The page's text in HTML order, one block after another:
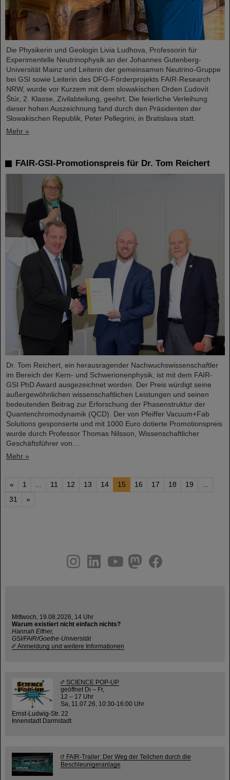
Die Physikerin und Geologin Livia Ludhova, Professorin für
Experimentelle Neutrinophysik an der Johannes Gutenberg-
Universität Mainz und Leiterin der gemeinsamen Neutrino-Gruppe
bei GSI sowie Leiterin des DFG-Förderprojekts FAIR-Research
NRW, wurde vor Kurzem mit dem slowakischen Orden Ľudovít
Štúr, 2. Klasse, Zivilabteilung, geehrt. Die feierliche Verleihung
dieser hohen Auszeichnung fand durch den Präsidenten der
Slowakischen Republik, Peter Pellegrini, in Bratislava statt.
Mehr »
FAIR-GSI-Promotionspreis für Dr. Tom Reichert
Dr. Tom Reichert, ein herausragender Nachwuchswissenschaftler
im Bereich der Kern- und Schwerionenphysik, ist mit dem FAIR-
GSI PhD Award ausgezeichnet worden. Der Preis würdigt seine
außergewöhnlichen wissenschaftlichen Leistungen und seinen
bedeutenden Beitrag zur Erforschung der Phasenstruktur der
Quantenchromodynamik (QCD). Der von Pfeiffer Vacuum+Fab
Solutions gesponserte und mit 1000 Euro dotierte Promotionspreis
wurde durch Professor Thomas Nilsson, Wissenschaftlicher
Geschäftsführer von…
Mehr »
« 1 11 12 13 14 15 16 17 18 19
31
»
youtube
helmholtz.social
facebook
Mittwoch, 19.08.2026, 14 Uhr
Warum existiert nicht einfach nichts?
Hannah Elfner,
GSI/FAIR/Goethe-Universität
Anmeldung und weitere Informationen
SCIENCE POP-UP
geöffnet Di – Fr,
12 – 17 Uhr
Sa, 11.07.26, 10:30-16:00 Uhr
Ernst-Ludwig-Str. 22
Innenstadt Darmstadt
FAIR-Trailer: Der Weg der Teilchen durch die
Beschleunigeranlage